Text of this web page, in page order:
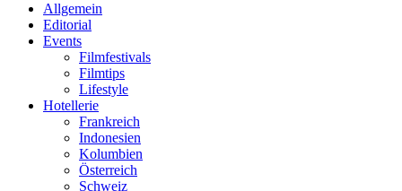
Allgemein
Editorial
Events
Filmfestivals
Filmtips
Lifestyle
Hotellerie
Frankreich
Indonesien
Kolumbien
Österreich
Schweiz